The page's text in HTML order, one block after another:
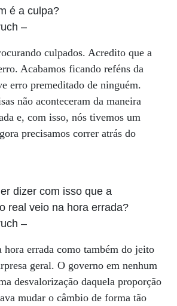
é a culpa?
–
culpados. Acredito que a
Acabamos ficando reféns da
erro premeditado de ninguém.
não aconteceram da maneira
e, com isso, nós tivemos um
precisamos correr atrás do
dizer com isso que a
real veio na hora errada?
–
hora errada como também do jeito
geral. O governo em nenhum
desvalorização daquela proporção
mudar o câmbio de forma tão